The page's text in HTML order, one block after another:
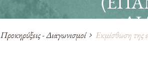
Προκηρύξεις - Διαγωνισμοί Εκμίσθωση της